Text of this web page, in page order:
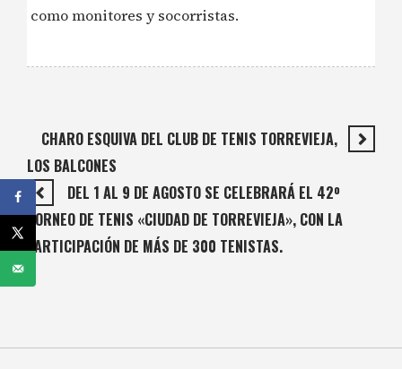
como monitores y socorristas.
CHARO ESQUIVA DEL CLUB DE TENIS TORREVIEJA,
LOS BALCONES
DEL 1 AL 9 DE AGOSTO SE CELEBRARÁ EL 42º
TORNEO DE TENIS «CIUDAD DE TORREVIEJA», CON LA
PARTICIPACIÓN DE MÁS DE 300 TENISTAS.